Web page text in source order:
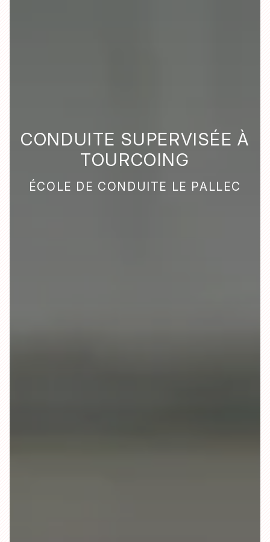
CONDUITE SUPERVISÉE À
TOURCOING
ÉCOLE DE CONDUITE LE PALLEC